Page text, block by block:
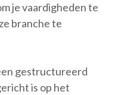
je vaardigheden te
branche te
gestructureerd
is op het